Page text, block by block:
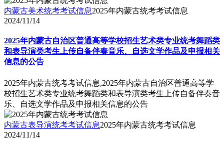
内蒙古美术统考考试信息2025年内蒙古统考考试信息
2024/11/14
2025年内蒙古自治区普通高等学校招生艺术类专业统考舞蹈类
和表导演类考生上传自备伴奏音乐、自选文学作品及申报相关
信息的公告
2025年内蒙古统考考试信息,2025年内蒙古自治区普通高等学
校招生艺术类专业统考舞蹈类和表导演类考生上传自备伴奏音
乐、自选文学作品及申报相关信息的公告
内蒙古表导演统考考试信息2025年内蒙古统考考试信息
2024/11/14